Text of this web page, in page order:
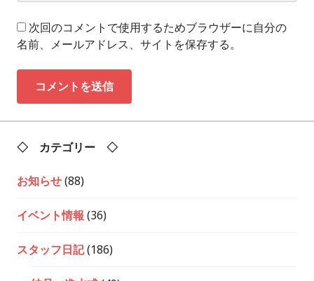
次回のコメントで使用するためブラウザーに自分の
名前、メールアドレス、サイトを保存する。
◇ カテゴリー ◇
お知らせ(88)
イベント情報 (36)
スタッフ日記(186)